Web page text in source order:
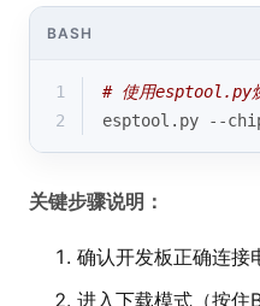
BASH
1
# 使用esptool.py
2
esptool.py --
关键步骤说明：
确认开发板正确连接
进入下载模式（按住